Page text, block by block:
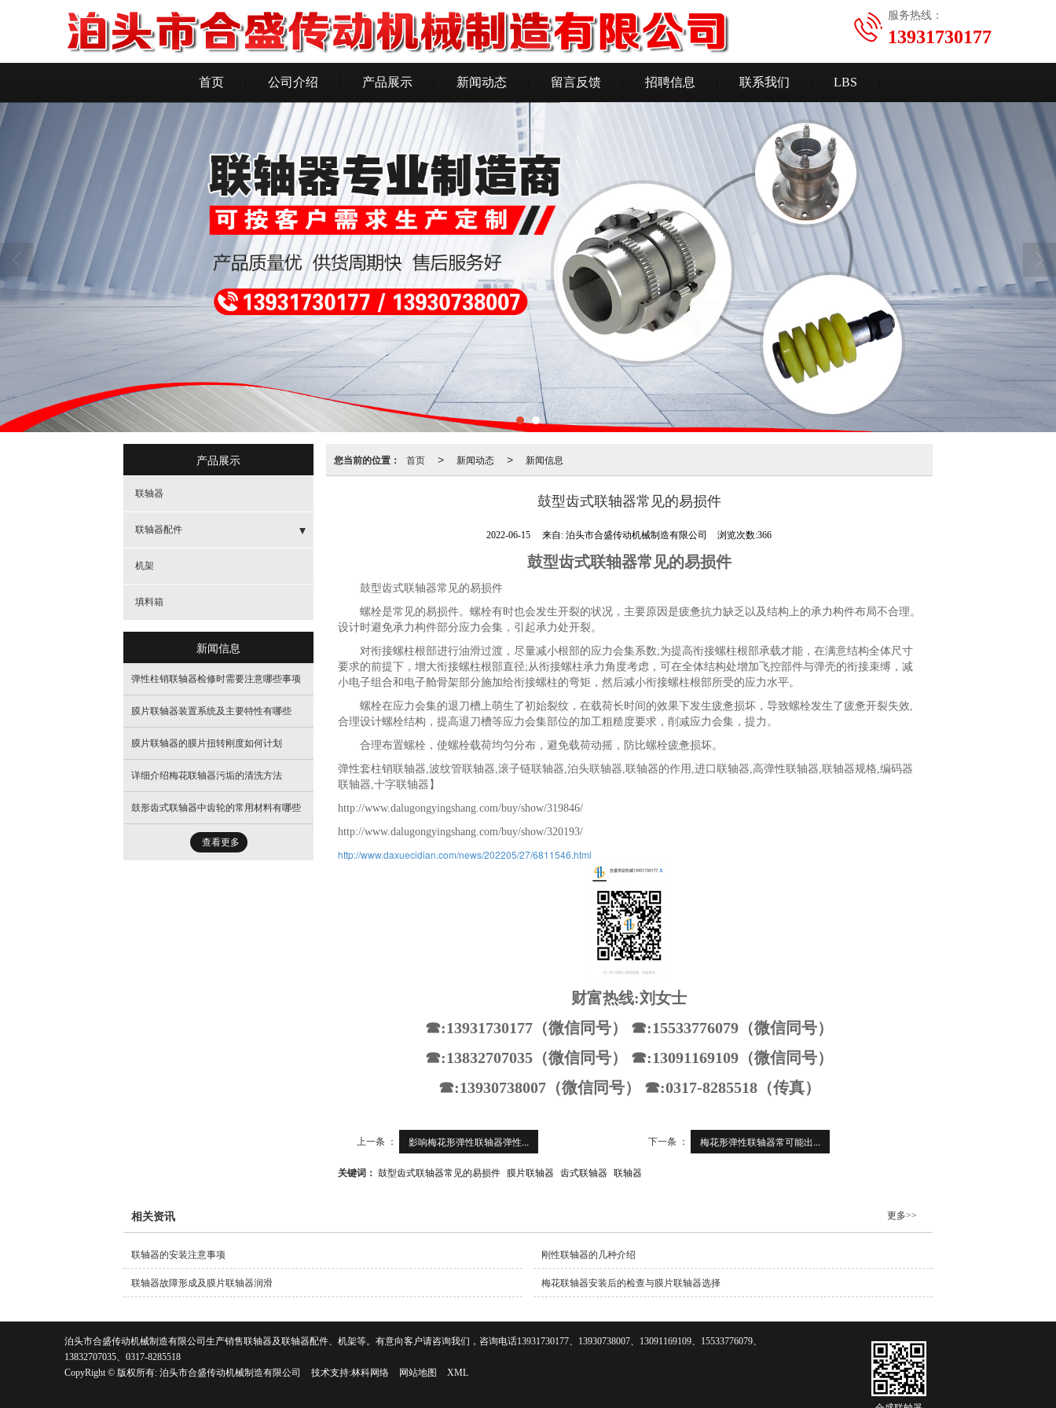
服务热线：
13931730177
首页 公司介绍 产品展示 新闻动态 留言反馈 招聘信息 联系我们 LBS
您当前的位置： 首页 > 新闻动态 > 新闻信息
鼓型齿式联轴器常见的易损件
2022-06-15 来自:泊头市合盛传动机械制造有限公司 浏览次数:366
鼓型齿式联轴器常见的易损件
鼓型齿式联轴器常见的易损件
螺栓是常见的易损件。螺栓有时也会发生开裂的状况，主要原因是疲惫抗力缺乏以及结构上的承力构件布局不合理。
设计时避免承力构件部分应力会集，引起承力处开裂。
对衔接螺柱根部进行油滑过渡，尽量减小根部的应力会集系数;为提高衔接螺柱根部承载才能，在满意结构全体尺寸
要求的前提下，增大衔接螺柱根部直径;从衔接螺柱承力角度考虑，可在全体结构处增加飞控部件与弹壳的衔接束缚，减
小电子组合和电子舱骨架部分施加给衔接螺柱的弯矩，然后减小衔接螺柱根部所受的应力水平。
螺栓在应力会集的退刀槽上萌生了初始裂纹，在载荷长时间的效果下发生疲惫损坏，导致螺栓发生了疲惫开裂失效,
合理设计螺栓结构，提高退刀槽等应力会集部位的加工粗糙度要求，削减应力会集，提力。
合理布置螺栓，使螺栓载荷均匀分布，避免载荷动摇，防比螺栓疲惫损坏。
弹性套柱销联轴器,波纹管联轴器,滚子链联轴器,泊头联轴器,联轴器的作用,进口联轴器,高弹性联轴器,联轴器规格,编码器
联轴器,十字联轴器】
http://www.dalugongyingshang.com/buy/show/319846/
http://www.dalugongyingshang.com/buy/show/320193/
http://www.daxuecidian.com/news/202205/27/6811546.html
财富热线:刘女士
☎:13931730177（微信同号） ☎:15533776079（微信同号）
☎:13832707035（微信同号） ☎:13091169109（微信同号）
☎:13930738007（微信同号） ☎:0317-8285518（传真）
上一条 ： 影响梅花形弹性联轴器弹性... 下一条 ： 梅花形弹性联轴器常可能出...
关键词： 鼓型齿式联轴器常见的易损件 膜片联轴器 齿式联轴器 联轴器
产品展示
联轴器
联轴器配件
- 新分类
- 新分类
- 新分类
- 新分类
- 新分类
机架
填料箱
新闻信息
弹性柱销联轴器检修时需要注意哪些事项
膜片联轴器装置系统及主要特性有哪些
膜片联轴器的膜片扭转刚度如何计划
详细介绍梅花联轴器污垢的清洗方法
鼓形齿式联轴器中齿轮的常用材料有哪些
查看更多
相关资讯 更多>>
联轴器的安装注意事项 刚性联轴器的几种介绍
联轴器故障形成及膜片联轴器润滑 梅花联轴器安装后的检查与膜片联轴器选择
泊头市合盛传动机械制造有限公司生产销售联轴器及联轴器配件、机架等。有意向客户请咨询我们，咨询电话13931730177、13930738007、13091169109、15533776079、
13832707035、0317-8285518
CopyRight © 版权所有: 泊头市合盛传动机械制造有限公司 技术支持:林科网络 网站地图 XML